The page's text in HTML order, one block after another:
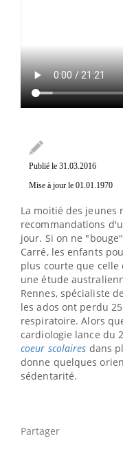
Publié le 31.03.2016
Mise à jour le 01.01.1970
La moitié des jeunes
recommandations
jour. Si on ne
Carré, les enfants
plus courte que
une étude
Rennes, spécialiste
les ados ont perdu
respiratoire. Alors
cardiologie lance du
coeur scolaires dans
donne quelques
sédentarité.
Partager